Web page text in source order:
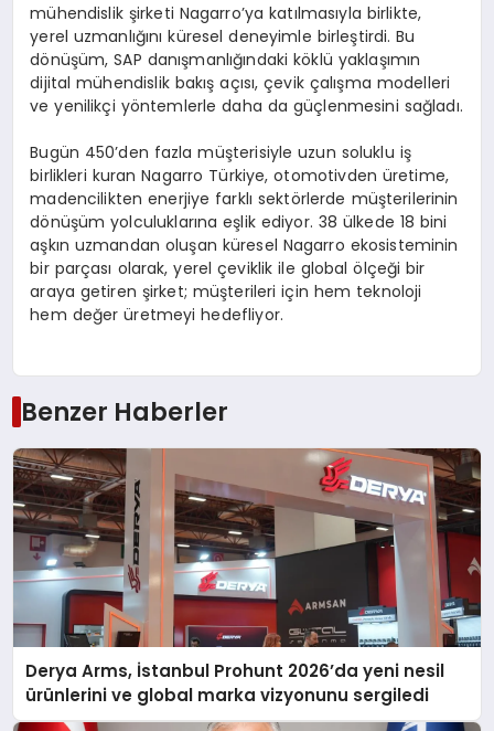
mühendislik şirketi Nagarro’ya katılmasıyla birlikte,
yerel uzmanlığını küresel deneyimle birleştirdi. Bu
dönüşüm, SAP danışmanlığındaki köklü yaklaşımın
dijital mühendislik bakış açısı, çevik çalışma modelleri
ve yenilikçi yöntemlerle daha da güçlenmesini sağladı.
Bugün 450’den fazla müşterisiyle uzun soluklu iş
birlikleri kuran Nagarro Türkiye, otomotivden üretime,
madencilikten enerjiye farklı sektörlerde müşterilerinin
dönüşüm yolculuklarına eşlik ediyor. 38 ülkede 18 bini
aşkın uzmandan oluşan küresel Nagarro ekosisteminin
bir parçası olarak, yerel çeviklik ile global ölçeği bir
araya getiren şirket; müşterileri için hem teknoloji
hem değer üretmeyi hedefliyor.
Benzer Haberler
Derya Arms, İstanbul Prohunt 2026’da yeni nesil
ürünlerini ve global marka vizyonunu sergiledi